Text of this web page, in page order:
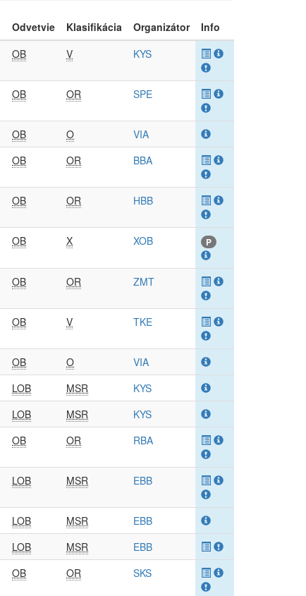
Odvetvie Klasifikácia Organizátor
Info
OB V KYS
OB OR SPE
OB O
VIA
OB OR BBA
OB OR HBB
OB X XOB P
OB OR ZMT
OB V TKE
OB O
VIA
LOB MSR
KYS
LOB MSR
KYS
OB OR RBA
LOB MSR EBB
LOB MSR
EBB
LOB MSR
EBB
OB OR SKS